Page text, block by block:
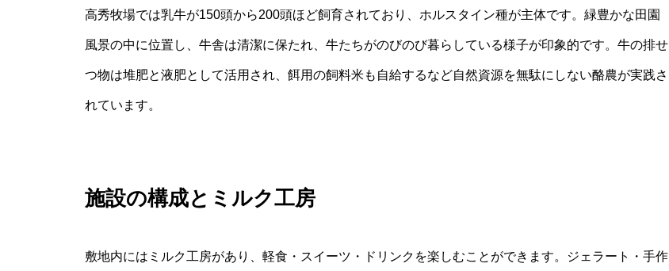
高秀牧場では乳牛が150頭から200頭ほど飼育されており、ホルスタイン種が主体です。緑豊かな田園
風景の中に位置し、牛舎は清潔に保たれ、牛たちがのびのび暮らしている様子が印象的です。牛の排せ
つ物は堆肥と液肥として活用され、餌用の飼料米も自給するなど自然資源を無駄にしない酪農が実践さ
れています。
施設の構成とミルク工房
敷地内にはミルク工房があり、軽食・スイーツ・ドリンクを楽しむことができます。ジェラート・手作